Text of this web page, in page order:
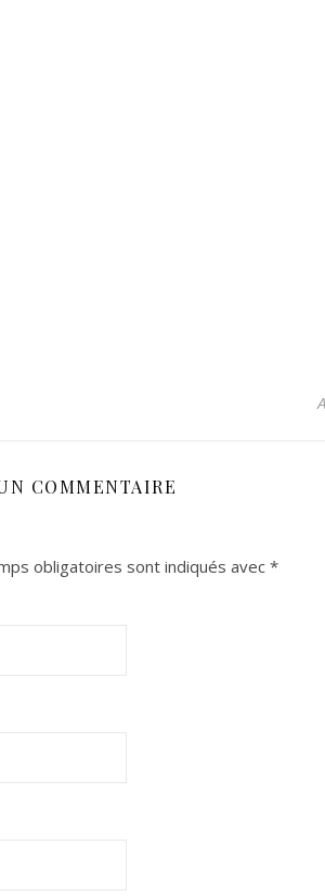
COMMENTAIRE
obligatoires sont indiqués avec *